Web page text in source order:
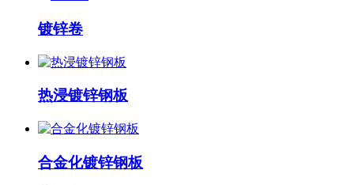
镀锌卷
热浸镀锌钢板
合金化镀锌钢板